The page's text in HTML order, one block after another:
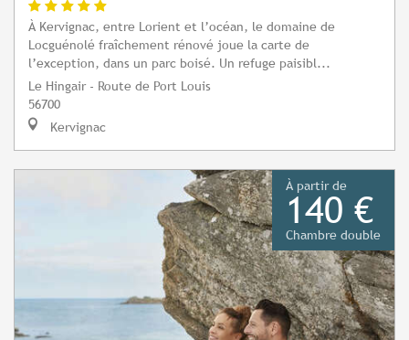
À Kervignac, entre Lorient et l’océan, le domaine de
Locguénolé fraîchement rénové joue la carte de
l’exception, dans un parc boisé. Un refuge paisibl...
Le Hingair - Route de Port Louis
56700
Kervignac
À partir de
140 €
Chambre double